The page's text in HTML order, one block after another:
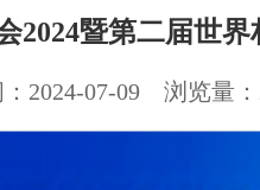
2024暨第二届世界
2024-07-09 浏览量：